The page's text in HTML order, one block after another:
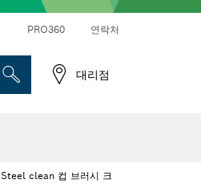
PRO360 연락처
대리점
clean 컵 브러시 크